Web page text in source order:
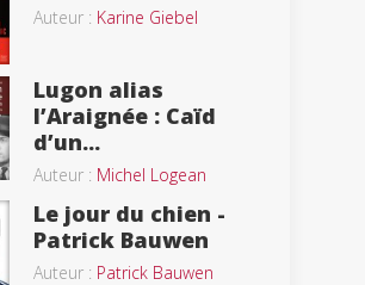
Auteur : Karine Giebel
Lugon alias
l’Araignée : Caïd
d’un...
Auteur : Michel Logean
Le jour du chien -
Patrick Bauwen
Auteur : Patrick Bauwen